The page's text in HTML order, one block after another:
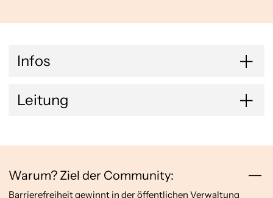
Infos
Leitung
Warum? Ziel der Community:
Barrierefreiheit gewinnt in der öffentlichen Verwaltung